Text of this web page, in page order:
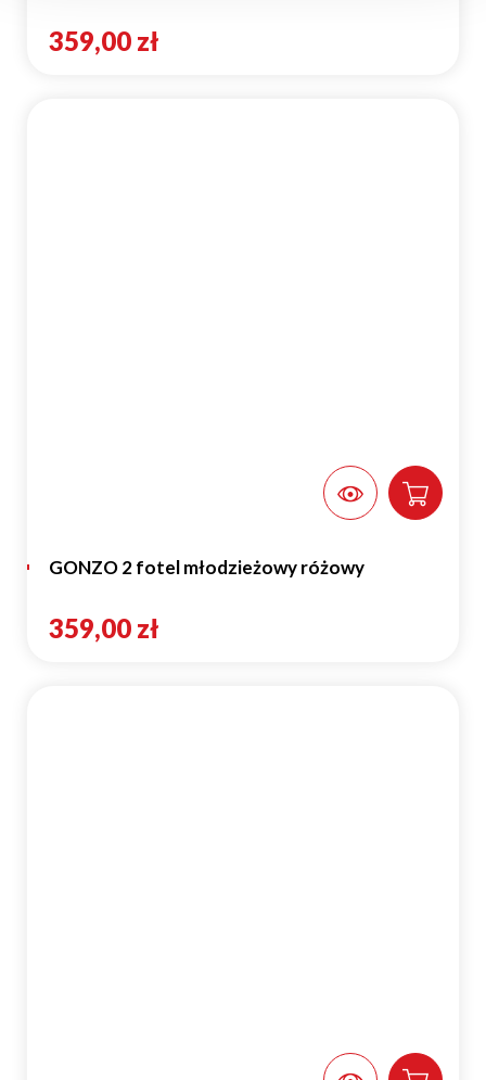
359,00 zł
GONZO 2 fotel młodzieżowy różowy
359,00 zł